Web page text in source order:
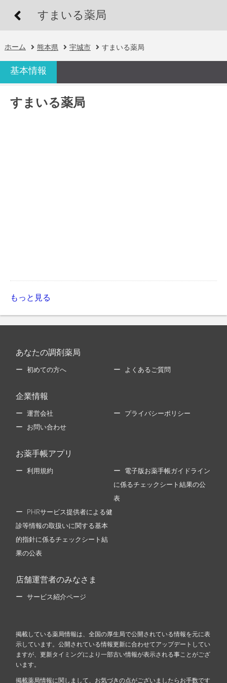
すまいる薬局
ホーム 熊本県 宇城市 すまいる薬局
基本情報
すまいる薬局
もっと見る
あなたの調剤薬局
初めての方へ よくあるご質問
企業情報
運営会社 プライバシーポリシー
お問い合わせ
お薬手帳アプリ
利用規約 電子版お薬手帳ガイドライン
に係るチェックシート結果の公
表
PHRサービス提供者による健
診等情報の取扱いに関する基本
的指針に係るチェックシート結
果の公表
店舗運営者のみなさま
サービス紹介ページ
掲載している薬局情報は、全国の厚生局で公開されている情報を元に表
示しています。公開されている情報更新に合わせてアップデートしてい
ますが、更新タイミングにより一部古い情報が表示される事ことがござ
います。
掲載薬局情報に関しまして、お気づきの点がございましたらお手数です